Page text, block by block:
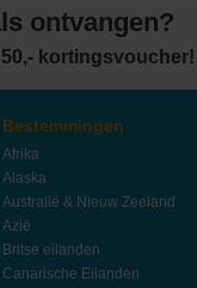
ontvangen?
kortingsvoucher!
Bestemmingen
Afrika
Alaska
Australië & Nieuw Zeeland
Azië
Britse eilanden
Canarische Eilanden